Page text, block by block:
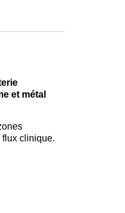
et métal
clinique.